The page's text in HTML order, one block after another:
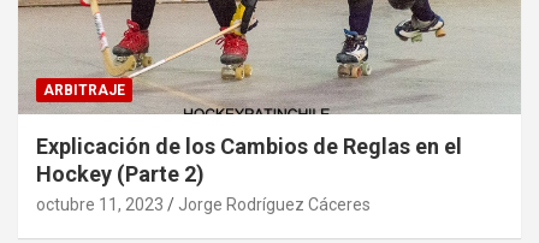
ARBITRAJE
Explicación de los Cambios de Reglas en el
Hockey (Parte 2)
octubre 11, 2023 Jorge Rodríguez Cáceres